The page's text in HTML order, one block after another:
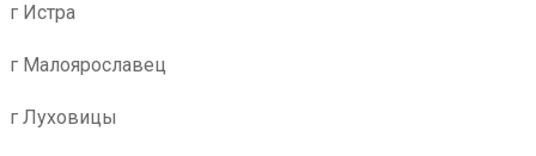
г Истра
г Малоярославец
г Луховицы